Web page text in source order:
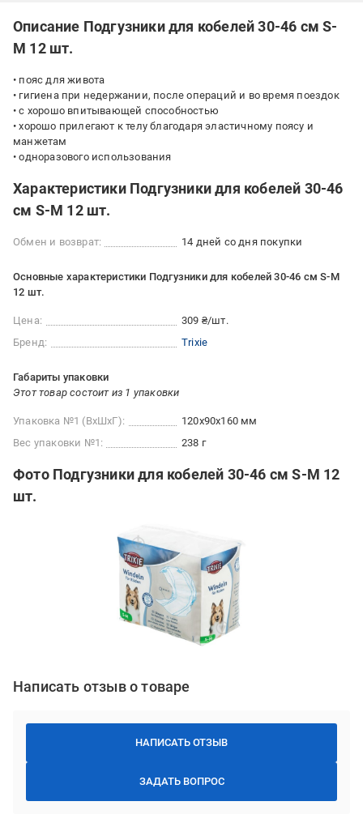
Описание Подгузники для кобелей 30-46 см S-
M 12 шт.
• пояс для живота
• гигиена при недержании, после операций и во время поездок
• с хорошо впитывающей способностью
• хорошо прилегают к телу благодаря эластичному поясу и
манжетам
• одноразового использования
Характеристики Подгузники для кобелей 30-46
см S-M 12 шт.
Обмен и возврат: 14 дней со дня покупки
Основные характеристики Подгузники для кобелей 30-46 см S-M
12 шт.
Цена:
309 ₴/шт.
Бренд:
Trixie
Габариты упаковки
Этот товар состоит из 1 упаковки
Упаковка №1 (ВхШхГ):
120x90x160 мм
Вес упаковки №1:
238 г
Фото Подгузники для кобелей 30-46 см S-M 12
шт.
Написать отзыв о товаре
НАПИСАТЬ ОТЗЫВ
ЗАДАТЬ ВОПРОС